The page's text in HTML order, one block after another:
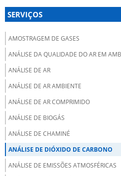
SERVIÇOS
AMOSTRAGEM DE GASES
ANÁLISE DA QUALIDADE DO AR EM
ANÁLISE DE AR
ANÁLISE DE AR AMBIENTE
ANÁLISE DE AR COMPRIMIDO
ANÁLISE DE BIOGÁS
ANÁLISE DE CHAMINÉ
ANÁLISE DE DIÓXIDO DE CARBONO
ANÁLISE DE EMISSÕES ATMOSFÉRICAS